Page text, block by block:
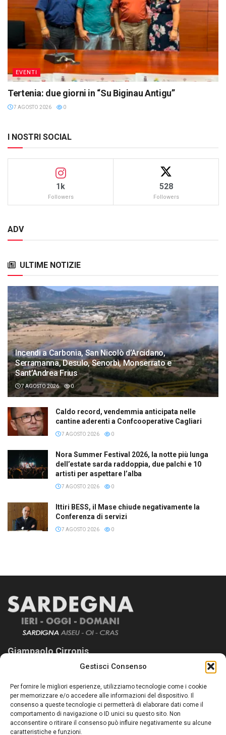
Gestisci Consenso
Per fornire le migliori esperienze, utilizziamo tecnologie come i cookie
per memorizzare e/o accedere alle informazioni del dispositivo. Il
consenso a queste tecnologie ci permetterà di elaborare dati come il
comportamento di navigazione o ID unici su questo sito. Non
acconsentire o ritirare il consenso può influire negativamente su alcune
caratteristiche e funzioni.
EVENTI
Tertenia: due giorni in “Su Biginau Antigu”
7 AGOSTO 2026 0
I NOSTRI SOCIAL
1k
Followers
528
Followers
ADV
ULTIME NOTIZIE
Incendi a Carbonia, San Nicolò d’Arcidano,
Serramanna, Desulo, Senorbì, Monserrato e
Sant’Andrea Frius
7 AGOSTO 2026 0
Caldo record, vendemmia anticipata nelle
cantine aderenti a Confcooperative Cagliari
7 AGOSTO 2026 0
Nora Summer Festival 2026, la notte più lunga
dell’estate sarda raddoppia, due palchi e 10
artisti per aspettare l’alba
7 AGOSTO 2026 0
Ittiri BESS, il Mase chiude negativamente la
Conferenza di servizi
7 AGOSTO 2026 0
Giampaolo Cirronis
Sardegna Ieri-Oggi-Domani nasce per informare “liberamente” i
lettori su quanto accade in Sardegna, con un occhio rivolto al
nostro passato e, soprattutto, al nostro futuro
Follow Us